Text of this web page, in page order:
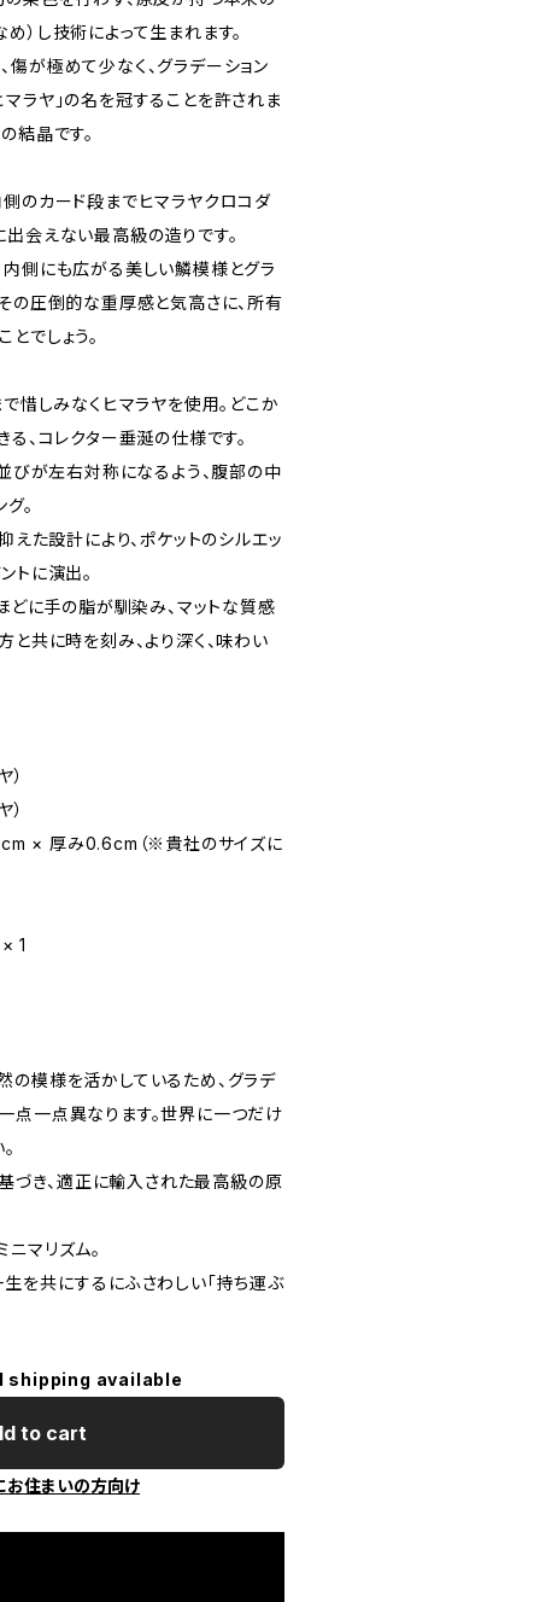
）し技術によって生まれます。
が極めて少なく、グラデーション
ラヤ」の名を冠することを許されま
結晶です。
のカード段までヒマラヤクロコダ
会えない最高級の造りです。
内側にも広がる美しい鱗模様とグラ
の圧倒的な重厚感と気高さに、所有
でしょう。
惜しみなくヒマラヤを使用。どこか
る、コレクター垂涎の仕様です。
びが左右対称になるよう、腹部の中
。
た設計により、ポケットのシルエッ
トに演出。
どに手の脂が馴染み、マットな質感
と共に時を刻み、より深く、味わい
× 厚み0.6cm（※貴社のサイズに
1
模様を活かしているため、グラデ
点一点異なります。世界に一つだけ
づき、適正に輸入された最高級の原
マリズム。
を共にするにふさわしい「持ち運ぶ
shipping available
to cart
お住まいの方向け